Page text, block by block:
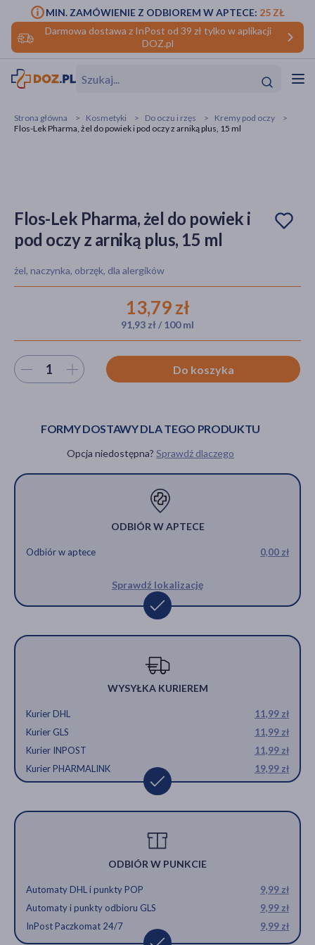
Darmowa dostawa z InPost od 39 zł tylko w aplikacji
DOZ.pl
MIN. ZAMÓWIENIE Z ODBIOREM W APTECE: 25 ZŁ
Hit
Strona główna Kosmetyki Do oczu i rzęs
Kremy pod oczy
Flos-Lek Pharma, żel do powiek i pod oczy z arniką plus, 15 ml
Flos-Lek Pharma, żel do powiek i
pod oczy z arniką plus, 15 ml
żel, naczynka, obrzęk, dla alergików
13,79 zł
91,93 zł / 100 ml
Wybierz ilość Do koszyka
FORMY DOSTAWY DLA TEGO PRODUKTU
Opcja niedostępna? Sprawdź dlaczego
ODBIÓR W APTECE
Odbiór w aptece 0,00 zł
Sprawdź lokalizację
WYSYŁKA KURIEREM
Kurier DHL
11,99 zł
Kurier GLS
11,99 zł
Kurier INPOST
11,99 zł
Kurier PHARMALINK
19,99 zł
ODBIÓR W PUNKCIE
Automaty DHL i punkty POP
9,99 zł
Automaty i punkty odbioru GLS
9,99 zł
InPost Paczkomat 24/7
9,99 zł